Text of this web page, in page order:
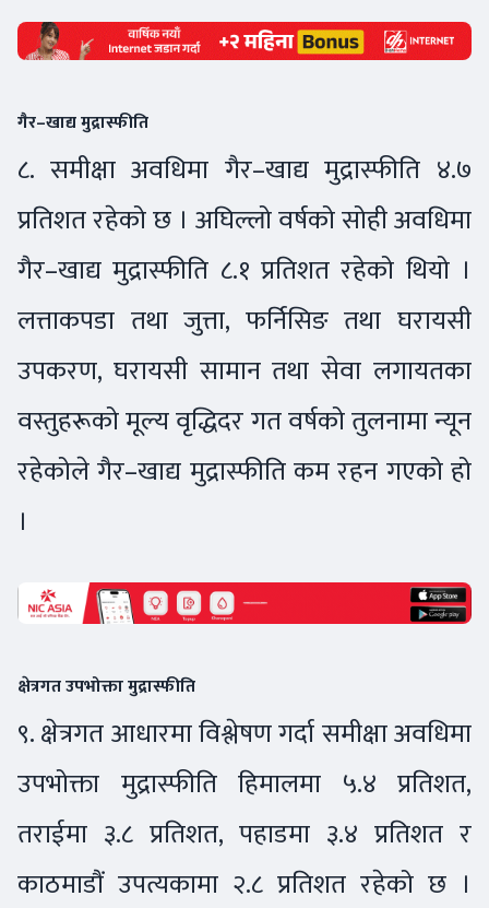
गैर–खाद्य मुद्रास्फीति
८. समीक्षा अवधिमा गैर–खाद्य मुद्रास्फीति ४.७
प्रतिशत रहेको छ । अघिल्लो वर्षको सोही अवधिमा
गैर–खाद्य मुद्रास्फीति ८.१ प्रतिशत रहेको थियो ।
लत्ताकपडा तथा जुत्ता, फर्निसिङ तथा घरायसी
उपकरण, घरायसी सामान तथा सेवा लगायतका
वस्तुहरूको मूल्य वृद्धिदर गत वर्षको तुलनामा न्यून
रहेकोले गैर–खाद्य मुद्रास्फीति कम रहन गएको हो
।
क्षेत्रगत उपभोक्ता मुद्रास्फीति
९. क्षेत्रगत आधारमा विश्लेषण गर्दा समीक्षा अवधिमा
उपभोक्ता मुद्रास्फीति हिमालमा ५.४ प्रतिशत,
तराईमा ३.८ प्रतिशत, पहाडमा ३.४ प्रतिशत र
काठमाडौं उपत्यकामा २.८ प्रतिशत रहेको छ ।